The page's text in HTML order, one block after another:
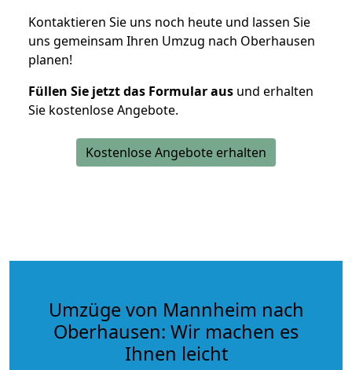
Kontaktieren Sie uns noch heute und lassen Sie
uns gemeinsam Ihren Umzug nach Oberhausen
planen!
Füllen Sie jetzt das Formular aus und erhalten
Sie kostenlose Angebote.
Kostenlose Angebote erhalten
Umzüge von Mannheim nach
Oberhausen: Wir machen es
Ihnen leicht